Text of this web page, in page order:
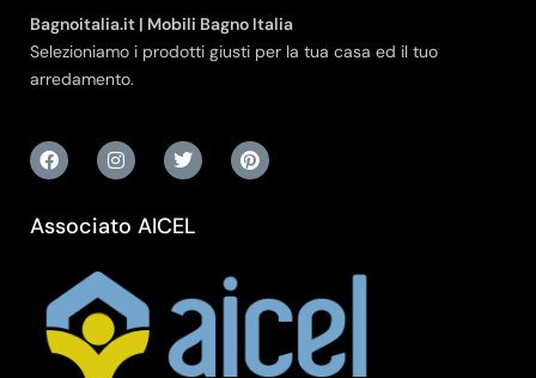
Bagnoitalia.it | Mobili Bagno Italia
Selezioniamo i prodotti giusti per la tua casa ed il tuo
arredamento.
Associato AICEL